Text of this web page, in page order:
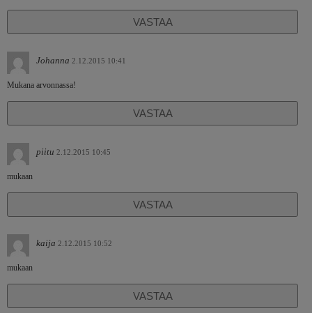
VASTAA
Johanna 2.12.2015 10:41
Mukana arvonnassa!
VASTAA
piitu 2.12.2015 10:45
mukaan
VASTAA
kaija 2.12.2015 10:52
mukaan
VASTAA